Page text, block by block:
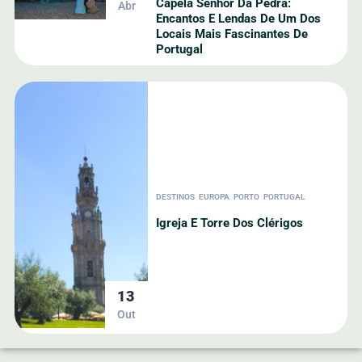
Abr
Capela Senhor Da Pedra:
Encantos E Lendas De Um Dos
Locais Mais Fascinantes De
Portugal
13
Out
DESTINOS EUROPA PORTO PORTUGAL
Igreja E Torre Dos Clérigos